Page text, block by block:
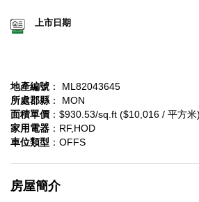
上市日期
地產編號 ： ML82043645
所處郡縣 ： MON
面積單價 ：$930.53/sq.ft ($10,016 / 平方米)
家用電器 ：RF,HOD
車位類型 ：OFFS
房屋簡介